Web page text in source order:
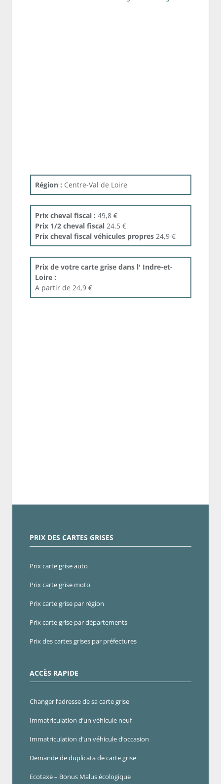
Région : Centre-Val de Loire
Prix cheval fiscal : 49,8 €
Prix 1/2 cheval fiscal 24.5 €
Prix cheval fiscal véhicules propres 24,9 €
Prix de votre carte grise dans l' Indre-et-
Loire :
A partir de 24,9 €
PRIX DES CARTES GRISES
Prix carte grise auto
Prix carte grise moto
Prix carte grise par région
Prix carte grise par départements
Prix des cartes grises par préfectures
ACCÈS RAPIDE
Changer l’adresse de sa carte grise
Immatriculation d’un véhicule neuf
Immatriculation d’un véhicule d’occasion
Demande de duplicata de carte grise
Ecotaxe – Bonus Malus écologique